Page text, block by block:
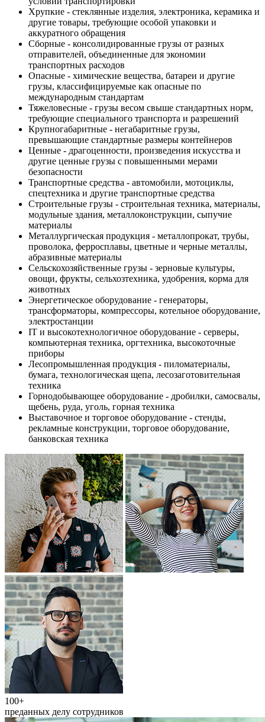
Хрупкие - стеклянные изделия, электроника, керамика и
другие товары, требующие особой упаковки и
аккуратного обращения
Сборные - консолидированные грузы от разных
отправителей, объединенные для экономии
транспортных расходов
Опасные - химические вещества, батареи и другие
грузы, классифицируемые как опасные по
международным стандартам
Тяжеловесные - грузы весом свыше стандартных норм,
требующие специального транспорта и разрешений
Крупногабаритные - негабаритные грузы,
превышающие стандартные размеры контейнеров
Ценные - драгоценности, произведения искусства и
другие ценные грузы с повышенными мерами
безопасности
Транспортные средства - автомобили, мотоциклы,
спецтехника и другие транспортные средства
Строительные грузы - строительная техника, материалы,
модульные здания, металлоконструкции, сыпучие
материалы
Металлургическая продукция - металлопрокат, трубы,
проволока, ферросплавы, цветные и черные металлы,
абразивные материалы
Сельскохозяйственные грузы - зерновые культуры,
овощи, фрукты, сельхозтехника, удобрения, корма для
животных
Энергетическое оборудование - генераторы,
трансформаторы, компрессоры, котельное оборудование,
электростанции
IT и высокотехнологичное оборудование - серверы,
компьютерная техника, оргтехника, высокоточные
приборы
Лесопромышленная продукция - пиломатериалы,
бумага, технологическая щепа, лесозаготовительная
техника
Горнодобывающее оборудование - дробилки, самосвалы,
щебень, руда, уголь, горная техника
Выставочное и торговое оборудование - стенды,
рекламные конструкции, торговое оборудование,
банковская техника
100+
преданных делу сотрудников